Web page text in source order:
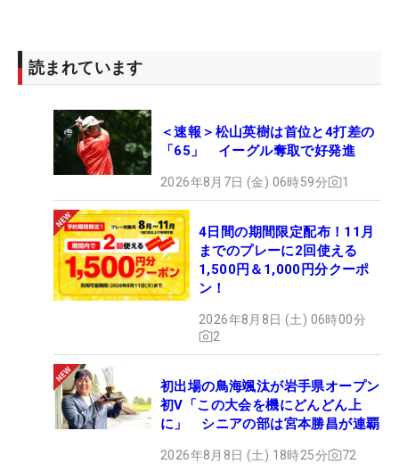
読まれています
＜速報＞松山英樹は首位と4打差の
「65」 イーグル奪取で好発進
2026年8月7日 (金) 06時59分 1
4日間の期間限定配布！11月
までのプレーに2回使える
1,500円＆1,000円分クーポ
ン！
2026年8月8日 (土) 06時00分
2
初出場の鳥海颯汰が岩手県オープン
初V「この大会を機にどんどん上
に」 シニアの部は宮本勝昌が連覇
2026年8月8日 (土) 18時25分 72